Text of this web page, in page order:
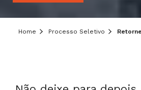
Home Processo Seletivo